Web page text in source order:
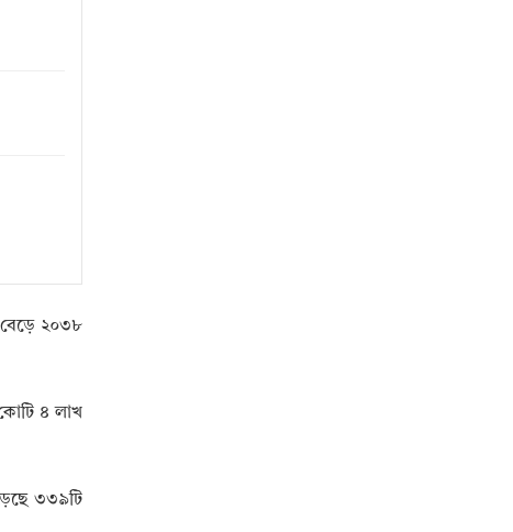
২০৩৮
৪ লাখ
৩৩৯টি